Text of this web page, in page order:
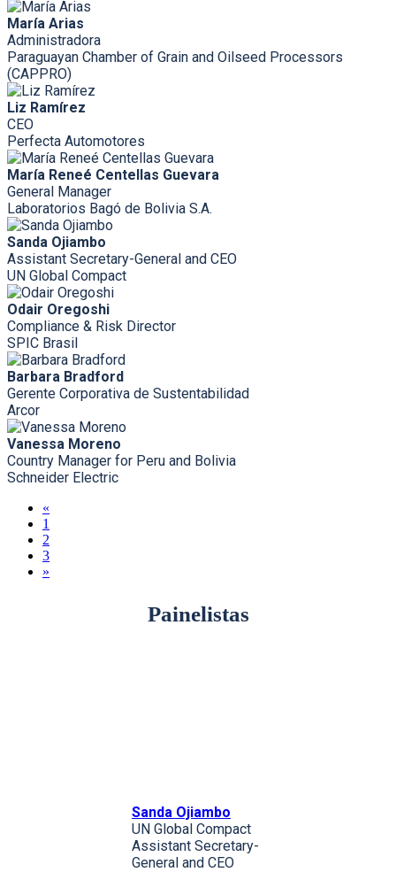
María Arias
Administradora
Paraguayan Chamber of Grain and Oilseed Processors
(CAPPRO)
Liz Ramírez
CEO
Perfecta Automotores
María Reneé Centellas Guevara
General Manager
Laboratorios Bagó de Bolivia S.A.
Sanda Ojiambo
Assistant Secretary-General and CEO
UN Global Compact
Odair Oregoshi
Compliance & Risk Director
SPIC Brasil
Barbara Bradford
Gerente Corporativa de Sustentabilidad
Arcor
Vanessa Moreno
Country Manager for Peru and Bolivia
Schneider Electric
«
1
2
3
»
Painelistas
Sanda Ojiambo
UN Global Compact
Assistant Secretary-
General and CEO